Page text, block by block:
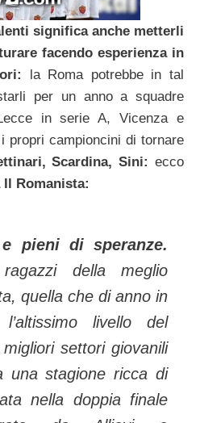
significa anche metterli
facendo esperienza in
la Roma potrebbe in tal
per un anno a squadre
in serie A, Vicenza e
propri campioncini di tornare
Scardina, Sini: ecco
Il Romanista:
pieni di speranze.
della meglio
quella che di anno in
livello del
settori giovanili
una stagione ricca di
nella doppia finale